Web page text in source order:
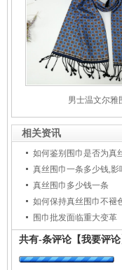
男士温文尔雅
相关资讯
如何鉴别围巾是否为真
真丝围巾一条多少钱,
真丝围巾多少钱一条
如何保持真丝围巾不褪
围巾批发面临重大变革
共有-条评论 【我要评论